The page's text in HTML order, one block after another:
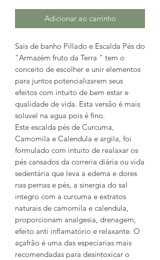
Adicionar ao carrinho
Sais de banho Pillado e Escalda Pés do
"Armazém fruto da Terra " tem o
conceito de escolher e unir elementos
para juntos potencializarem seus
efeitos com intuito de bem estar e
qualidade de vida. Esta versão é mais
soluvel na agua pois é fino.
Este escalda pés de Curcuma,
Camomila e Calendula e argila, foi
formulado com intuito de realaxar os
pés cansados da correria diária ou vida
sedentária que leva a edema e dores
nas pernas e pés, a sinergia do sal
integro com a curcuma e extratos
naturais de camomila e calendula,
proporcionam analgesia, drenagem,
efeito anti inflamatório e relaxante. O
açafrão é uma das especiarias mais
recomendadas para desintoxicar o